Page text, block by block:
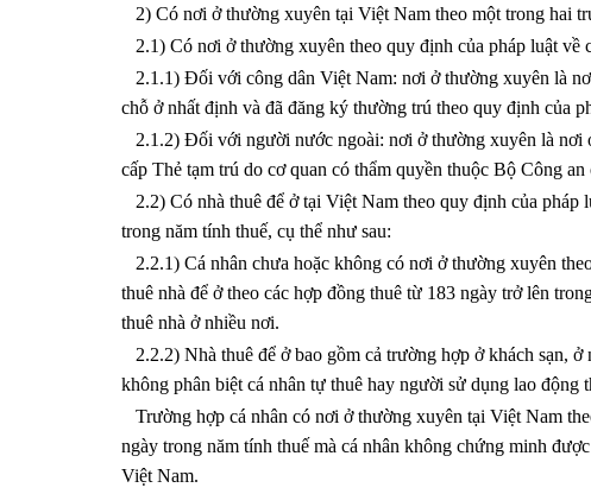
2) Có nơi ở thường xuyên tại Việt Nam theo một trong hai
2.1) Có nơi ở thường xuyên theo quy định của pháp luật về
2.1.1) Đối với công dân Việt Nam: nơi ở thường xuyên là
chỗ ở nhất định và đã đăng ký thường trú theo quy định của
2.1.2) Đối với người nước ngoài: nơi ở thường xuyên là nơi
cấp Thẻ tạm trú do cơ quan có thẩm quyền thuộc Bộ Công an
2.2) Có nhà thuê để ở tại Việt Nam theo quy định của pháp
trong năm tính thuế, cụ thể như sau:
2.2.1) Cá nhân chưa hoặc không có nơi ở thường xuyên
thuê nhà để ở theo các hợp đồng thuê từ 183 ngày trở lên
thuê nhà ở nhiều nơi.
2.2.2) Nhà thuê để ở bao gồm cả trường hợp ở khách sạn,
không phân biệt cá nhân tự thuê hay người sử dụng lao động
Trường hợp cá nhân có nơi ở thường xuyên tại Việt Nam
ngày trong năm tính thuế mà cá nhân không chứng minh
Việt Nam.